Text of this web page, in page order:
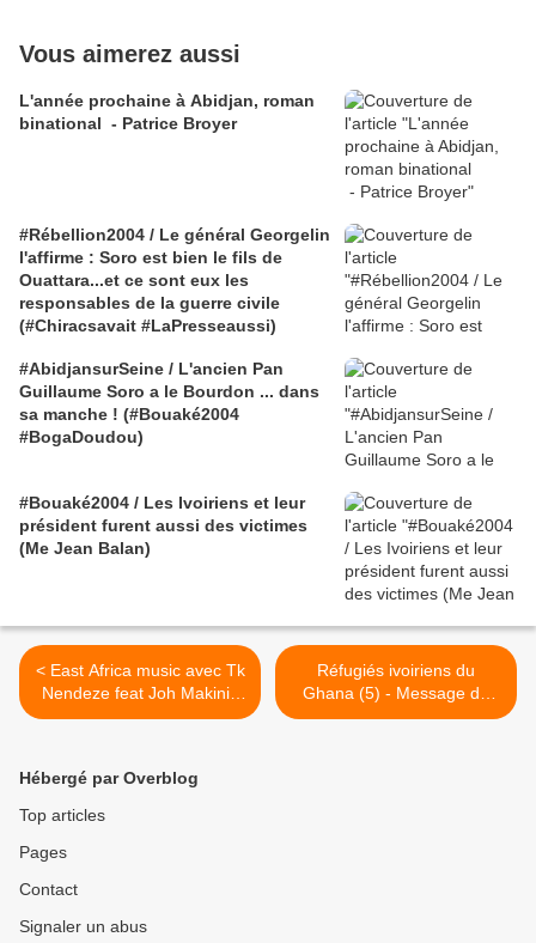
Vous aimerez aussi
L'année prochaine à Abidjan, roman
binational - Patrice Broyer
#Rébellion2004 / Le général Georgelin
l'affirme : Soro est bien le fils de
Ouattara...et ce sont eux les
responsables de la guerre civile
(#Chiracsavait #LaPresseaussi)
#AbidjansurSeine / L'ancien Pan
Guillaume Soro a le Bourdon ... dans
sa manche ! (#Bouaké2004
#BogaDoudou)
#Bouaké2004 / Les Ivoiriens et leur
président furent aussi des victimes
(Me Jean Balan)
< East Africa music avec Tk
Nendeze feat Joh Makini :
Away
Réfugiés ivoiriens du
Ghana (5) - Message de
Noël du Président Gbagbo -
Hébergé par Overblog
Top articles
Pages
Contact
Signaler un abus